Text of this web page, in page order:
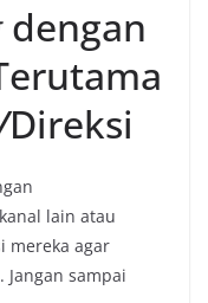
dengan
Direksi
lain atau
mereka agar
sampai